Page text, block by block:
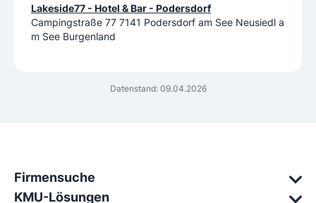
Datenstand: 09.04.2026
Lakeside77 - Hotel & Bar - Podersdorf
Campingstraße 77 7141 Podersdorf am See Neusiedl a
m See Burgenland
Firmensuche
KMU-Lösungen